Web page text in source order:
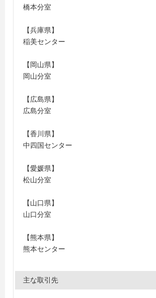
橋本分室
【兵庫県】
稲美センター
【岡山県】
岡山分室
【広島県】
広島分室
【香川県】
中四国センター
【愛媛県】
松山分室
【山口県】
山口分室
【熊本県】
熊本センター
主な取引先